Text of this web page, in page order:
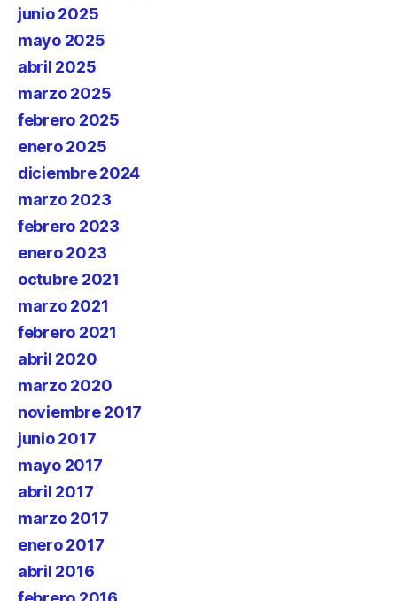
junio 2025
mayo 2025
abril 2025
marzo 2025
febrero 2025
enero 2025
diciembre 2024
marzo 2023
febrero 2023
enero 2023
octubre 2021
marzo 2021
febrero 2021
abril 2020
marzo 2020
noviembre 2017
junio 2017
mayo 2017
abril 2017
marzo 2017
enero 2017
abril 2016